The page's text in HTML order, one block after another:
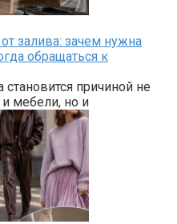
залива: зачем нужна
обращаться к
причиной не
мебели, но и